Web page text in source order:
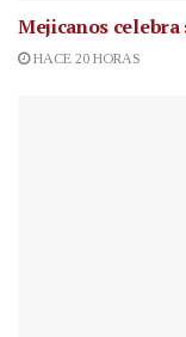
Mejicanos
HACE 20 HORAS